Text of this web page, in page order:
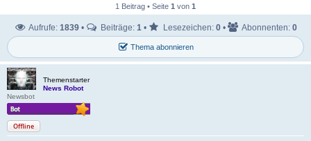
1 Beitrag • Seite 1 von 1
Thema abonnieren
Aufrufe: 1839• Beiträge: 1 • Lesezeichen: 0• Abonnenten: 0
Themenstarter
News Robot
Newsbot
Offline